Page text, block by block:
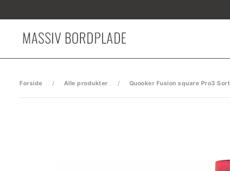
Forside Alle produkter Quooker Fusion square Pro3 Sort